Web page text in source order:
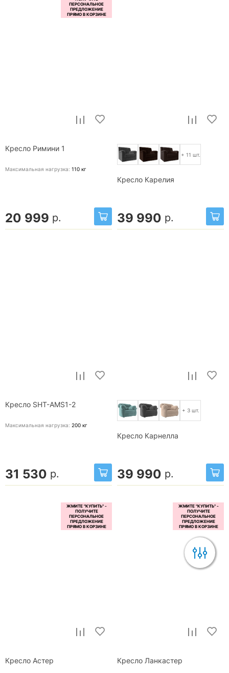
Кресло Римини 1
Максимальная нагрузка: 110 кг
20 999 р.
+ 11 шт.
Кресло Карелия
39 990 р.
Кресло SHT-AMS1-2
Максимальная нагрузка: 200 кг
31 530 р.
+ 3 шт.
Кресло Карнелла
39 990 р.
Кресло Астер Кресло Ланкастер